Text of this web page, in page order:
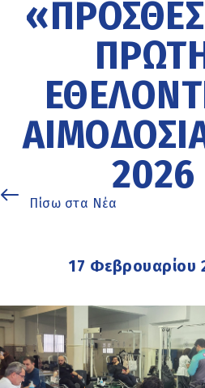
2026
Πίσω στα Νέα
17 Φεβρουαρίου